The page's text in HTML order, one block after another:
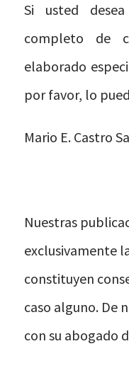
Si usted
completo de
elaborado
por favor, lo
Mario E. Castro
Nuestras
exclusivamente
constituyen
caso alguno. De
con su abogado